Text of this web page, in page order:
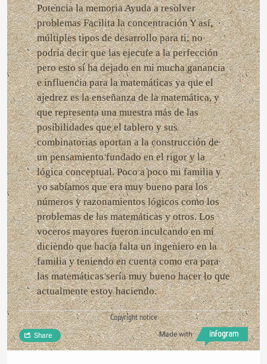
Potencia la memoria Ayuda a resolver
problemas Facilita la concentración Y así,
múltiples tipos de desarrollo para ti; no
podría decir que las ejecute a la perfección
pero esto sí ha dejado en mi mucha ganancia
e influencia para la matemáticas ya que el
ajedrez es la enseñanza de la matemática, y
que representa una muestra más de las
posibilidades que el tablero y sus
combinatorias aportan a la construcción de
un pensamiento fundado en el rigor y la
lógica conceptual. Poco a poco mi familia y
yo sabíamos que era muy bueno para los
números y razonamientos lógicos como los
problemas de las matemáticas y otros. Los
voceros mayores fueron inculcando en mí
diciendo que hacía falta un ingeniero en la
familia y teniendo en cuenta como era para
las matemáticas sería muy bueno hacer lo que
actualmente estoy haciendo.
Copyright notice
Made with
Share